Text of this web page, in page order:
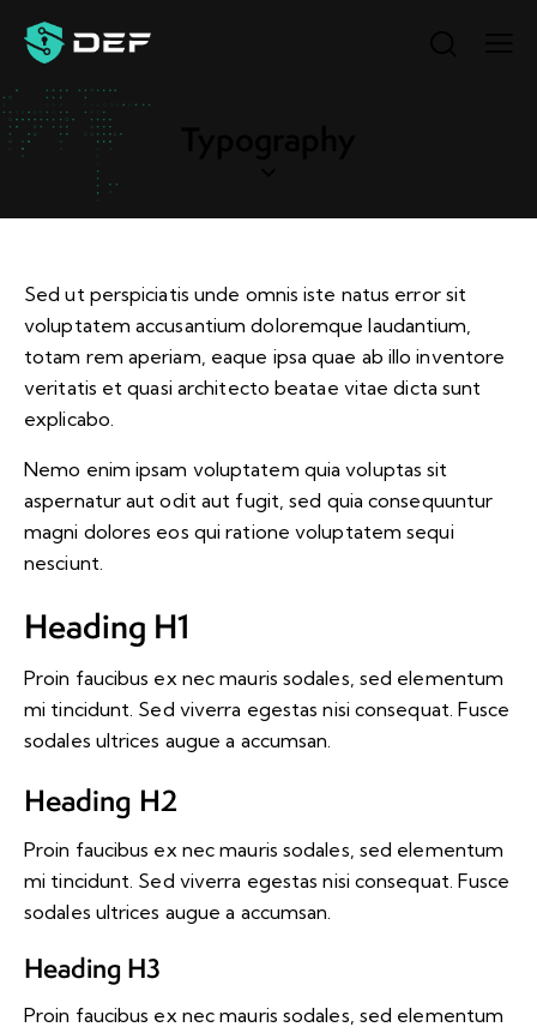
Sed ut perspiciatis unde omnis iste natus error sit
voluptatem accusantium doloremque laudantium,
totam rem aperiam, eaque ipsa quae ab illo inventore
veritatis et quasi architecto beatae vitae dicta sunt
explicabo.
Nemo enim ipsam voluptatem quia voluptas sit
aspernatur aut odit aut fugit, sed quia consequuntur
magni dolores eos qui ratione voluptatem sequi
nesciunt.
Heading H1
Proin faucibus ex nec mauris sodales, sed elementum
mi tincidunt. Sed viverra egestas nisi consequat. Fusce
sodales ultrices augue a accumsan.
Heading H2
Proin faucibus ex nec mauris sodales, sed elementum
mi tincidunt. Sed viverra egestas nisi consequat. Fusce
sodales ultrices augue a accumsan.
Heading H3
Proin faucibus ex nec mauris sodales, sed elementum